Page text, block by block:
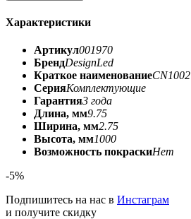
Характеристики
Артикул001970
БрендDesignLed
Краткое наименованиеCN1002
СерияКомплектующие
Гарантия3 года
Длина, мм9.75
Ширина, мм2.75
Высота, мм1000
Возможность покраскиНет
-5%
Подпишитесь на нас в Инстаграм
и получите скидку